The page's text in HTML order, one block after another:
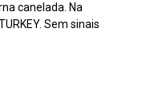
canelada. Na
Sem sinais